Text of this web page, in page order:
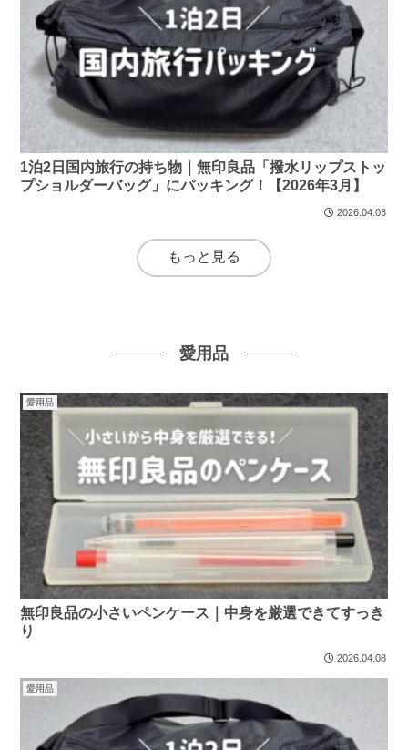
1泊2日国内旅行の持ち物｜無印良品「撥水リップストッ
プショルダーバッグ」にパッキング！【2026年3月】
2026.04.03
もっと見る
愛用品
愛用品
無印良品の小さいペンケース｜中身を厳選できてすっき
り
2026.04.08
愛用品